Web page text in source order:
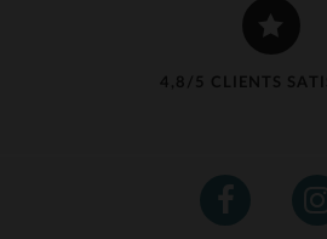
4,8/5 CLIENTS